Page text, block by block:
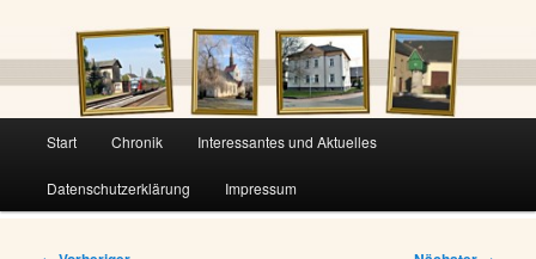
Start Chronik Interessantes und Aktuelles
Datenschutzerklärung Impressum